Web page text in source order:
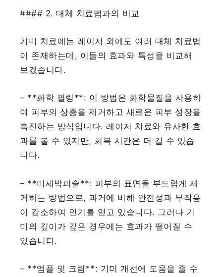
#### 2. 대체 치료법과의 비교
기미 치료에는 레이저 외에도 여러 대체 치료법
이 존재하는데, 이들의 효과와 특성을 비교해
보겠습니다.
– **화학 필링**: 이 방법은 화학물질을 사용하
여 피부의 상층을 제거하고 새로운 피부 성장을
촉진하는 방식입니다. 레이저 치료와 유사한 효
과를 볼 수 있지만, 회복 시간은 더 길 수 있습
니다.
– **미세박피술**: 피부의 표면을 부드럽게 제
거하는 방법으로, 과거에 비해 안전성과 부작용
이 감소하여 인기를 얻고 있습니다. 그러나 기
미의 깊이가 깊은 경우에는 효과가 떨어질 수
있습니다.
– **앰플 및 크림**: 기미 개선에 도움을 줄 수